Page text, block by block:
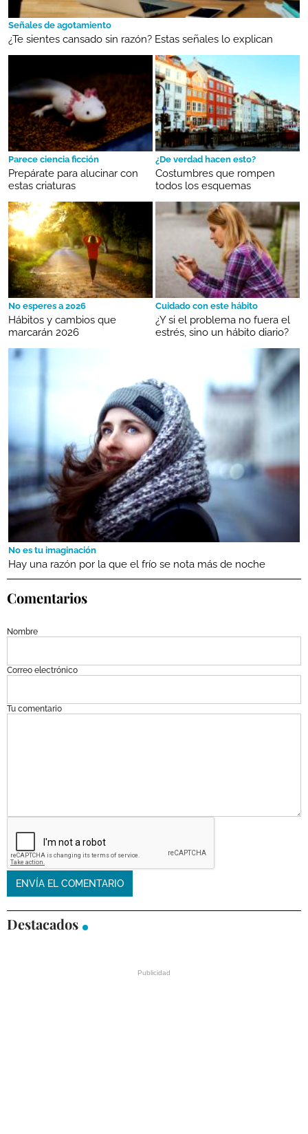
Señales de agotamiento
¿Te sientes cansado sin razón? Estas señales lo explican
Parece ciencia ficción
Prepárate para alucinar con
estas criaturas
¿De verdad hacen esto?
Costumbres que rompen
todos los esquemas
No esperes a 2026
Hábitos y cambios que
marcarán 2026
Cuidado con este hábito
¿Y si el problema no fuera el
estrés, sino un hábito diario?
No es tu imaginación
Hay una razón por la que el frío se nota más de noche
Comentarios
Nombre
Correo electrónico
Tu comentario
Destacados